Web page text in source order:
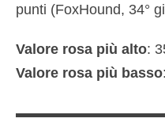
punti (FoxHound, 34°
Valore rosa più alto:
Valore rosa più basso